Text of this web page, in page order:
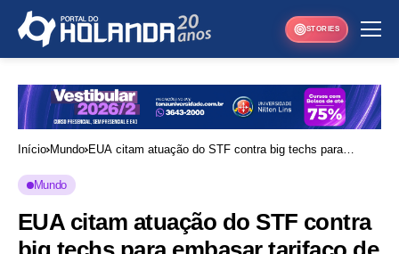
STORIES
Início Mundo EUA citam atuação do STF contra big techs para
Mundo
EUA citam atuação do STF contra